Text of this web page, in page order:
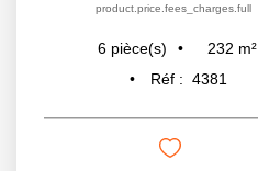
product.price.fees_charges.full
6 pièce(s) 232 m²
Réf : 4381